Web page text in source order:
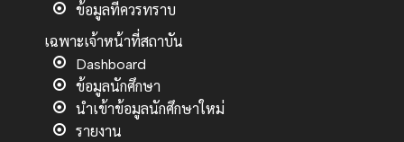
ข้อมูลที่ควรทราบ
เฉพาะเจ้าหน้าที่สถาบัน
Dashboard
ข้อมูลนักศึกษา
นำเข้าข้อมูลนักศึกษาใหม่
รายงาน